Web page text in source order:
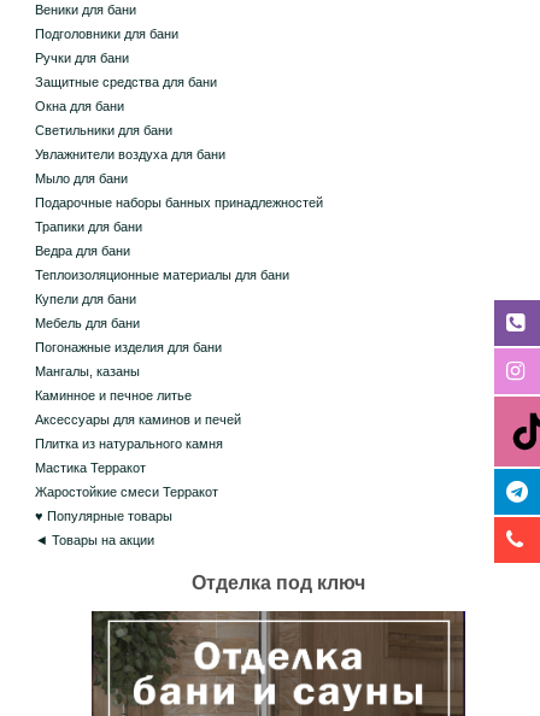
Веники для бани
Подголовники для бани
Ручки для бани
Защитные средства для бани
Окна для бани
Светильники для бани
Увлажнители воздуха для бани
Мыло для бани
Подарочные наборы банных принадлежностей
Трапики для бани
Ведра для бани
Теплоизоляционные материалы для бани
Купели для бани
Мебель для бани
Погонажные изделия для бани
Мангалы, казаны
Каминное и печное литье
Аксессуары для каминов и печей
Плитка из натурального камня
Мастика Терракот
Жаростойкие смеси Терракот
♥ Популярные товары
◄ Товары на акции
Отделка под ключ